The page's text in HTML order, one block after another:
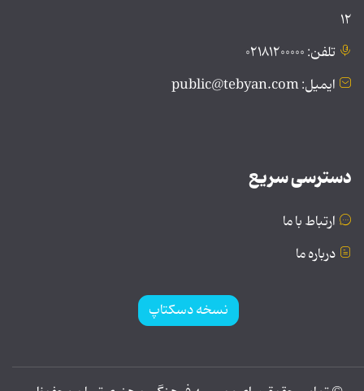
۱۲
تلفن: ۰۲۱۸۱۲۰۰۰۰۰
ایمیل: public@tebyan.com
دسترسی سریع
ارتباط با ما
درباره ما
نسخه دسکتاپ